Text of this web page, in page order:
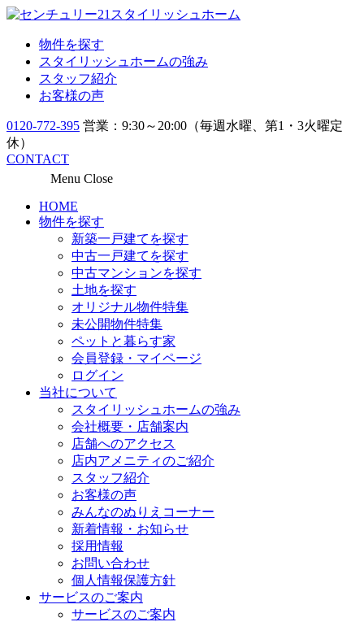
物件を探す
スタイリッシュホームの強み
スタッフ紹介
お客様の声
0120-772-395 営業：9:30～20:00（毎週水曜、第1・3火曜定
休）
CONTACT
Menu Close
HOME
物件を探す
新築一戸建てを探す
中古一戸建てを探す
中古マンションを探す
土地を探す
オリジナル物件特集
未公開物件特集
ペットと暮らす家
会員登録・マイページ
ログイン
当社について
スタイリッシュホームの強み
会社概要・店舗案内
店舗へのアクセス
店内アメニティのご紹介
スタッフ紹介
お客様の声
みんなのぬりえコーナー
新着情報・お知らせ
採用情報
お問い合わせ
個人情報保護方針
サービスのご案内
サービスのご案内